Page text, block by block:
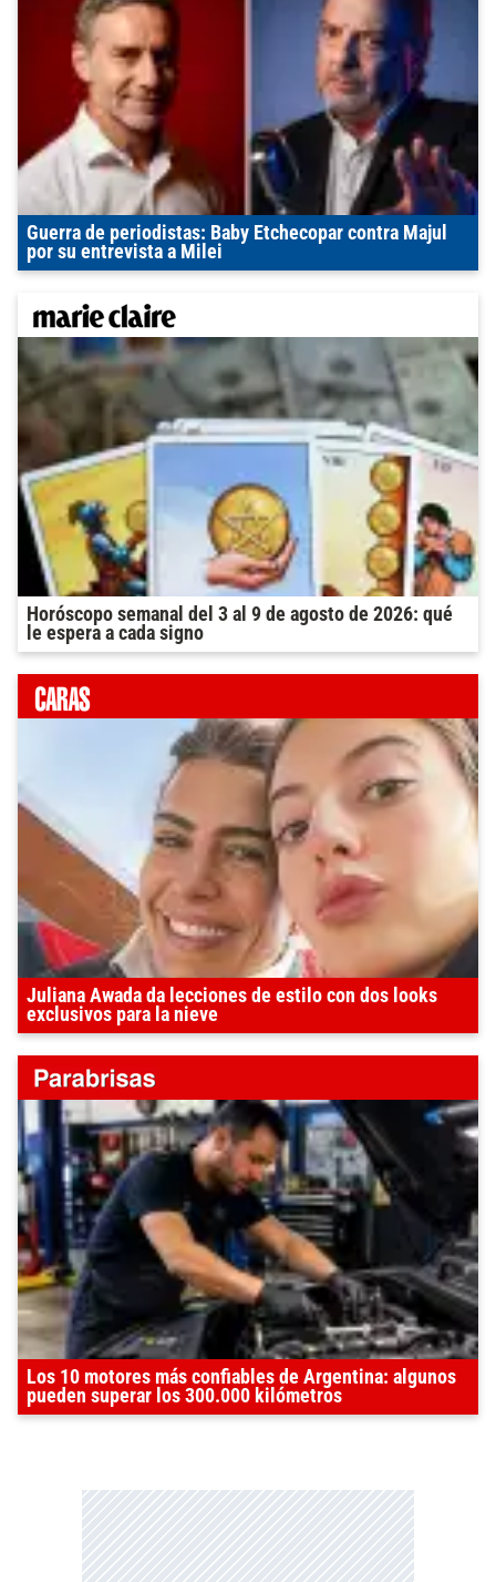
Guerra de periodistas: Baby Etchecopar contra Majul
por su entrevista a Milei
Horóscopo semanal del 3 al 9 de agosto de 2026: qué
le espera a cada signo
Juliana Awada da lecciones de estilo con dos looks
exclusivos para la nieve
Los 10 motores más confiables de Argentina: algunos
pueden superar los 300.000 kilómetros